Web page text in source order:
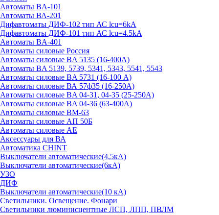
Автоматы BA-101
Автоматы ВА-201
Дифавтоматы ДИФ-102 тип АС lcu=6kA
Дифавтоматы ДИФ-101 тип АС lcu=4.5kA
Автоматы BA-401
Автоматы силовые Россия
Автоматы силовые BA 5135 (16-400А)
Автоматы BA 5139, 5739, 5341, 5343, 5541, 5543
Автоматы силовые BA 5731 (16-100 А)
Автоматы силовые ВА 57ф35 (16-250А)
Автоматы силовые BA 04-31, 04-35 (25-250А)
Автоматы силовые BA 04-36 (63-400А)
Автоматы силовые ВМ-63
Автоматы силовые АП 50Б
Автоматы силовые АЕ
Аксессуары для ВА
Автоматика CHINT
Выключатели автоматические(4,5кА)
Выключатели автоматические(6кА)
УЗО
ДИФ
Выключатели автоматические(10 кА)
Светильники. Освещение. Фонари
Светильники люминисцентные ЛСП, ЛПП, ПВЛМ